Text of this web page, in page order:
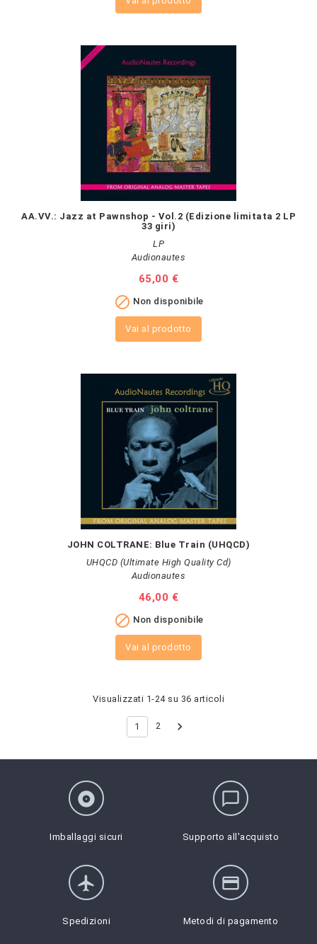
AA.VV.: Jazz at Pawnshop - Vol.2 (Edizione limitata 2 LP
33 giri)
LP
Audionautes
Prezzo
65,00 €
 Non disponibile
Vai al prodotto
JOHN COLTRANE: Blue Train (UHQCD)
UHQCD (Ultimate High Quality Cd)
Audionautes
Prezzo
46,00 €
 Non disponibile
Vai al prodotto
Visualizzati 1-24 su 36 articoli
1 2 
album
Imballaggi sicuri
chat_bubble_outline
Supporto all'acquisto
flight
Spedizioni
credit_card
Metodi di pagamento